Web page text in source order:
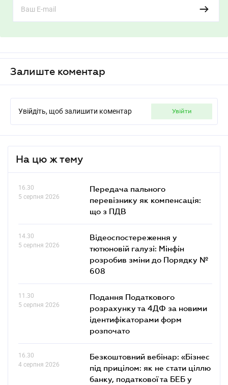
Залиште коментар
Увійдіть, щоб залишити коментар увійти
На цю ж тему
16.30
5 серпня 2026
Передача пального
перевізнику як компенсація:
що з ПДВ
14.30
5 серпня 2026
Відеоспостереження у
тютюновій галузі: Мінфін
розробив зміни до Порядку №
608
11.30
5 серпня 2026
Подання Податкового
розрахунку та 4ДФ за новими
ідентифікаторами форм
розпочато
16.30
4 серпня 2026
Безкоштовний вебінар: «Бізнес
під прицілом: як не стати ціллю
банку, податкової та БЕБ у